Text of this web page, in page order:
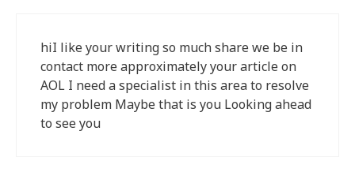
hiI like your writing so much share we be in
contact more approximately your article on
AOL I need a specialist in this area to resolve
my problem Maybe that is you Looking ahead
to see you